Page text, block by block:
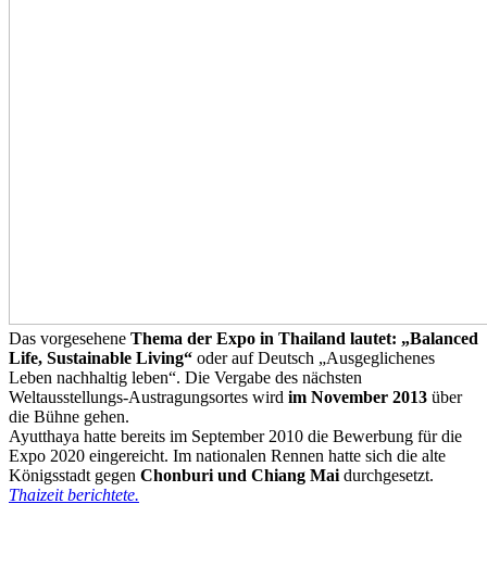
Das vorgesehene Thema der Expo in Thailand lautet: „Balanced
Life, Sustainable Living“ oder auf Deutsch „Ausgeglichenes
Leben nachhaltig leben“. Die Vergabe des nächsten
Weltausstellungs-Austragungsortes wird im November 2013 über
die Bühne gehen.
Ayutthaya hatte bereits im September 2010 die Bewerbung für die
Expo 2020 eingereicht. Im nationalen Rennen hatte sich die alte
Königsstadt gegen Chonburi und Chiang Mai durchgesetzt.
Thaizeit berichtete.